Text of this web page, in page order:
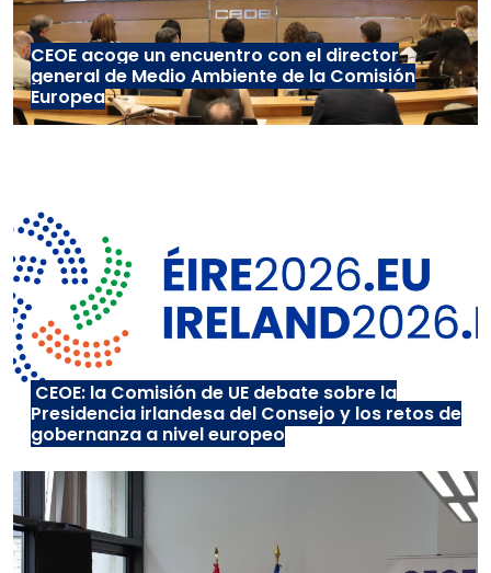
CEOE acoge un encuentro con el director
general de Medio Ambiente de la Comisión
Europea
CEOE: la Comisión de UE debate sobre la
Presidencia irlandesa del Consejo y los retos de
gobernanza a nivel europeo